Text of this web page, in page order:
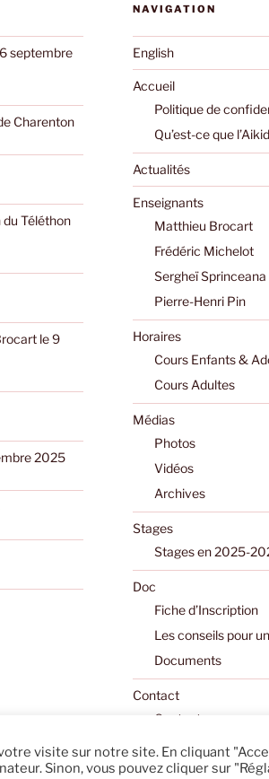
septembre
Charenton
du Téléthon
le 9
2025
NAVIGATION
English
Accueil
Politique de
Qu’est-ce que
Actualités
Enseignants
Matthieu Brocart
Frédéric Michelot
Sergheï Sprinceana
Pierre-Henri Pin
Horaires
Cours Enfants &
Cours Adultes
Médias
Photos
Vidéos
Archives
Stages
Stages en 2025-
Doc
Fiche d’Inscription
Les conseils pour
Documents
Contact
Contactez-nous
Fiche d’Inscription
visite sur notre site. En cliquant
Sinon, vous pouvez cliquer sur